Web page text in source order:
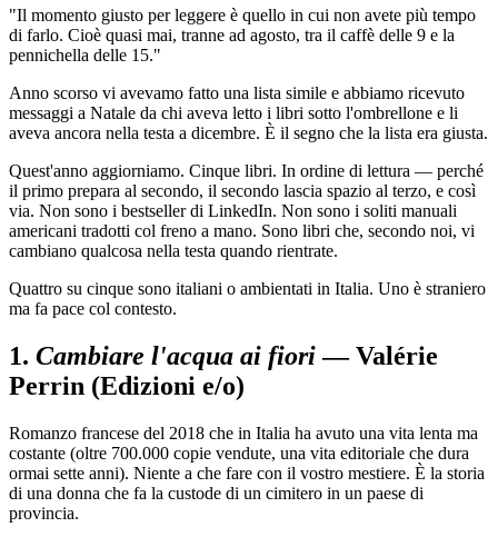
"Il momento giusto per leggere è quello in cui non avete più tempo
di farlo. Cioè quasi mai, tranne ad agosto, tra il caffè delle 9 e la
pennichella delle 15."
Anno scorso vi avevamo fatto una lista simile e abbiamo ricevuto
messaggi a Natale da chi aveva letto i libri sotto l'ombrellone e li
aveva ancora nella testa a dicembre. È il segno che la lista era giusta.
Quest'anno aggiorniamo. Cinque libri. In ordine di lettura — perché
il primo prepara al secondo, il secondo lascia spazio al terzo, e così
via. Non sono i bestseller di LinkedIn. Non sono i soliti manuali
americani tradotti col freno a mano. Sono libri che, secondo noi, vi
cambiano qualcosa nella testa quando rientrate.
Quattro su cinque sono italiani o ambientati in Italia. Uno è straniero
ma fa pace col contesto.
1. Cambiare l'acqua ai fiori— Valérie
Perrin (Edizioni e/o)
Romanzo francese del 2018 che in Italia ha avuto una vita lenta ma
costante (oltre 700.000 copie vendute, una vita editoriale che dura
ormai sette anni). Niente a che fare con il vostro mestiere. È la storia
di una donna che fa la custode di un cimitero in un paese di
provincia.